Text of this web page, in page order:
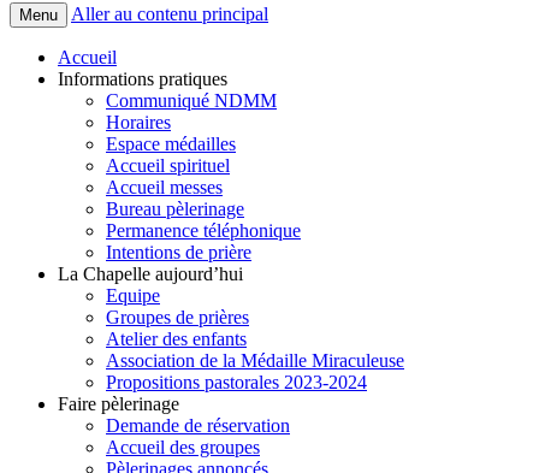
Menu Aller au contenu principal
Accueil
Informations pratiques
Communiqué NDMM
Horaires
Espace médailles
Accueil spirituel
Accueil messes
Bureau pèlerinage
Permanence téléphonique
Intentions de prière
La Chapelle aujourd’hui
Equipe
Groupes de prières
Atelier des enfants
Association de la Médaille Miraculeuse
Propositions pastorales 2023-2024
Faire pèlerinage
Demande de réservation
Accueil des groupes
Pèlerinages annoncés